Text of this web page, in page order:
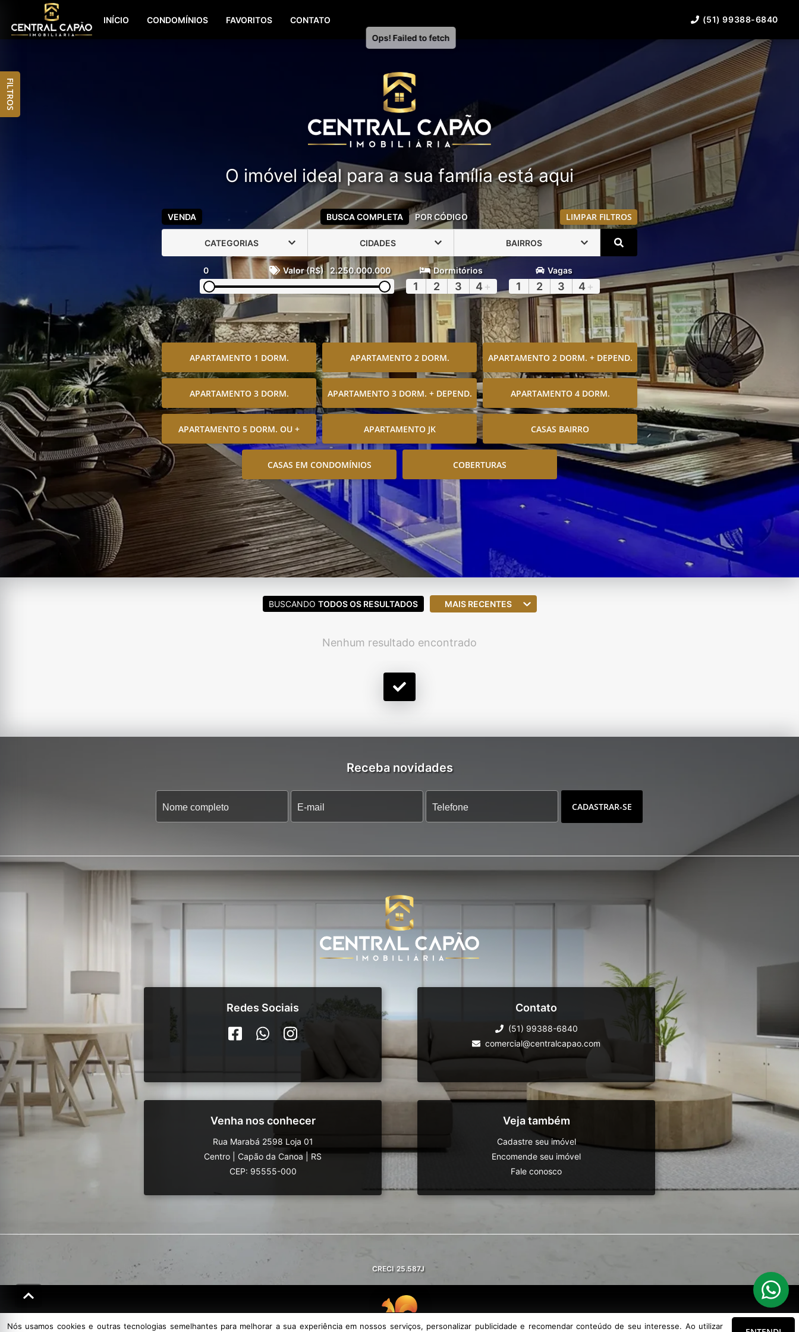
INÍCIO CONDOMÍNIOS FAVORITOS CONTATO (51) 99388-6840
O imóvel ideal para a sua família está aqui
VENDA BUSCA COMPLETA POR CÓDIGO LIMPAR FILTROS
CATEGORIAS CIDADES BAIRROS
0 Valor (R$) 2.250.000.000 Dormitórios
1 2 3 4 +
Vagas
1 2 3 4 +
APARTAMENTO 1 DORM. APARTAMENTO 2 DORM. APARTAMENTO 2 DORM. + DEPEND.
APARTAMENTO 3 DORM. APARTAMENTO 3 DORM. + DEPEND. APARTAMENTO 4 DORM.
APARTAMENTO 5 DORM. OU + APARTAMENTO JK CASAS BAIRRO
CASAS EM CONDOMÍNIOS COBERTURAS
FILTROS
BUSCANDO TODOS OS RESULTADOS MAIS RECENTES
Nenhum resultado encontrado
Receba novidades
CADASTRAR-SE
Redes Sociais Contato
(51) 99388-6840
comercial@centralcapao.com
Venha nos conhecer
Rua Marabá 2598 Loja 01
Centro
Capão da Canoa
RS
CEP: 95555-000
Veja também
Cadastre seu imóvel
Encomende seu imóvel
Fale conosco
CRECI 25.587J
Nós usamos cookies e outras tecnologias semelhantes para melhorar a sua experiência em nossos serviços, personalizar publicidade e recomendar conteúdo de seu interesse. Ao utilizar